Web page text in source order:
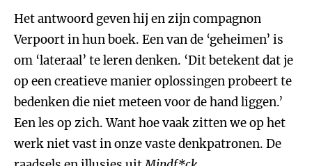
Het antwoord geven hij en zijn compagnon
Verpoort in hun boek. Een van de ‘geheimen’ is
om ‘lateraal’ te leren denken. ‘Dit betekent dat je
op een creatieve manier oplossingen probeert te
bedenken die niet meteen voor de hand liggen.’
Een les op zich. Want hoe vaak zitten we op het
werk niet vast in onze vaste denkpatronen. De